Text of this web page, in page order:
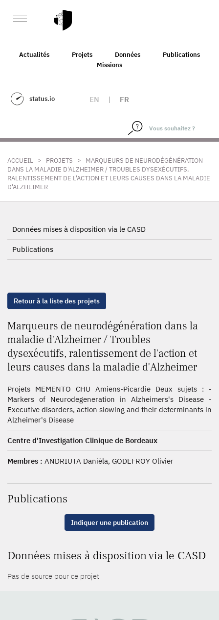
Actualités Projets Données
Publications
Missions
status.io EN | FR
ACCUEIL > PROJETS >
MARQUEURS DE NEURODÉGÉNÉRATION
DANS LA MALADIE D'ALZHEIMER / TROUBLES DYSEXÉCUTIFS,
RALENTISSEMENT DE L'ACTION ET LEURS CAUSES DANS LA MALADIE
D'ALZHEIMER
Données mises à disposition via le CASD
Publications
Retour à la liste des projets
Marqueurs de neurodégénération dans la
maladie d'Alzheimer / Troubles
dysexécutifs, ralentissement de l'action et
leurs causes dans la maladie d'Alzheimer
Projets MEMENTO CHU Amiens-Picardie Deux sujets : -
Markers of Neurodegeneration in Alzheimers's Disease -
Executive disorders, action slowing and their determinants in
Alzheimer's Disease
Centre d'Investigation Clinique de Bordeaux
Membres : ANDRIUTA Danièla, GODEFROY Olivier
Publications
Indiquer une publication
Données mises à disposition via le CASD
Pas de source pour ce projet